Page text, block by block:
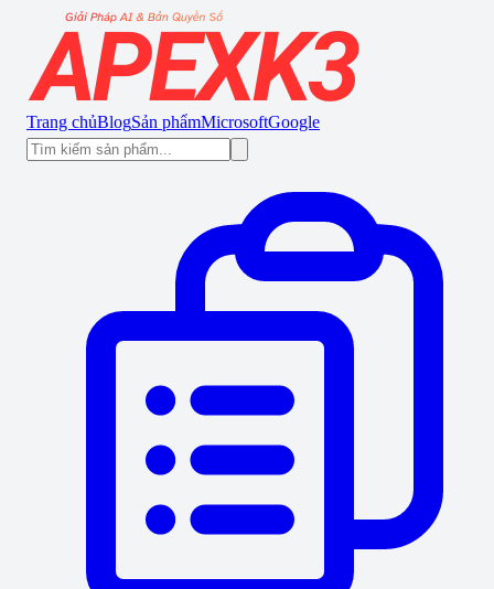
Trang chủBlogSản phẩmMicrosoftGoogle